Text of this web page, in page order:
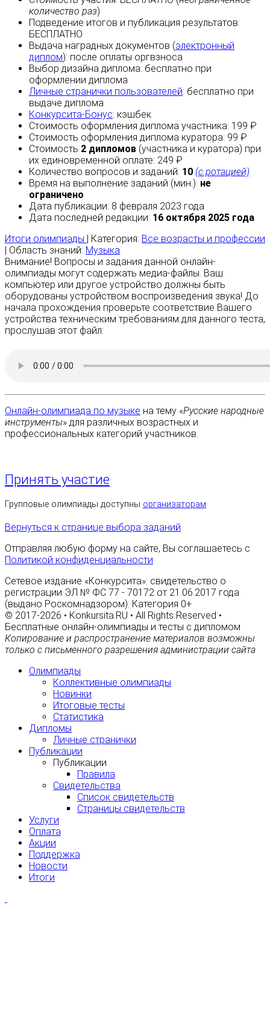
количество раз)
Подведение итогов и публикация результатов:
БЕСПЛАТНО
Выдача наградных документов (электронный
диплом): после оплаты оргвзноса
Выбор дизайна диплома: бесплатно при
оформлении диплома
Личные странички пользователей: бесплатно при
выдаче диплома
Конкурсита-Бонус: кэшбек
Стоимость оформления диплома участника: 199 ₽
Стоимость оформления диплома куратора: 99 ₽
Стоимость 2 дипломов (участника и куратора) при
их единовременной оплате: 249 ₽
Количество вопросов и заданий: 10 (с ротацией)
Время на выполнение заданий (мин.): не
ограничено
Дата публикации: 8 февраля 2023 года
Дата последней редакции: 16 октября 2025 года
Итоги олимпиады
| Категория: Все возрасты и профессии
| Область знаний: Музыка
Внимание! Вопросы и задания данной онлайн-
олимпиады могут содержать медиа-файлы. Ваш
компьютер или другое устройство должны быть
оборудованы устройством воспроизведения звука! До
начала прохождения проверьте соответствие Вашего
устройства техническим требованиям для данного теста,
прослушав этот файл:
Онлайн-олимпиада по музыке на тему «Русские народные
инструменты» для различных возрастных и
профессиональных категорий участников.
Принять участие
Групповые олимпиады доступны организаторам
Вернуться к странице выбора заданий
Отправляя любую форму на сайте, Вы соглашаетесь с
Политикой конфиденциальности
Сетевое издание «Конкурсита»: свидетельство о
регистрации ЭЛ № ФС 77 - 70172 от 21.06.2017 года
(выдано Роскомнадзором). Категория 0+
© 2017-2026 • Konkursita.RU • All Rights Reserved •
Бесплатные онлайн-олимпиады и тесты с дипломом
Копирование и распространение материалов возможны
только с письменного разрешения администрации сайта
Олимпиады
Коллективные олимпиады
Новинки
Итоговые тесты
Статистика
Дипломы
Личные странички
Публикации
Публикации
Правила
Свидетельства
Список свидетельств
Страницы свидетельств
Услуги
Оплата
Акции
Поддержка
Новости
Итоги